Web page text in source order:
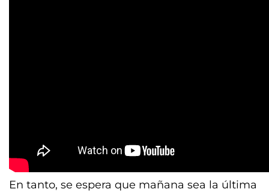
En tanto, se espera que mañana sea la última